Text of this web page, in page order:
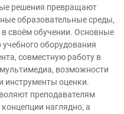
решения превращают
образовательные среды,
своём обучении. Основные
оборудования
совместную работу в
возможности
инструменты оценки.
преподавателям
наглядно, а